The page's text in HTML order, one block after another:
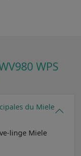
WPS
du Miele
linge Miele